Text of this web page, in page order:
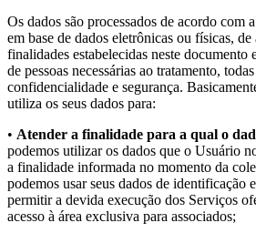
Os dados são processados de acordo com
em base de dados eletrônicas ou físicas,
finalidades estabelecidas neste documento
de pessoas necessárias ao tratamento,
confidencialidade e segurança.
utiliza os seus dados para:
• Atender a finalidade para a qual o
podemos utilizar os dados que o Usuário
a finalidade informada no momento da
podemos usar seus dados de identificação
permitir a devida execução dos Serviços
acesso à área exclusiva para associados;